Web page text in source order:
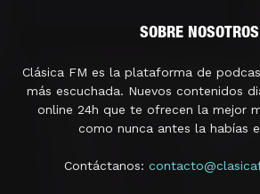
SOBRE NOSOTROS
Clásica FM es la plataforma de
más escuchada. Nuevos contenidos
online 24h que te ofrecen la mejor
como nunca antes la habías
Contáctanos: